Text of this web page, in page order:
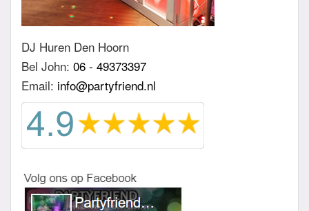
DJ Huren Den Hoorn
Bel John: 06 - 49373397
Email: info@partyfriend.nl